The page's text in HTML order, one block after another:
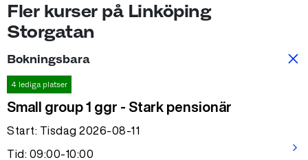
Fler kurser på Linköping
Storgatan
Bokningsbara
4 lediga platser
Small group 1 ggr - Stark pensionär
Start: Tisdag 2026-08-11
Tid: 09:00-10:00
arrow_forward_ios